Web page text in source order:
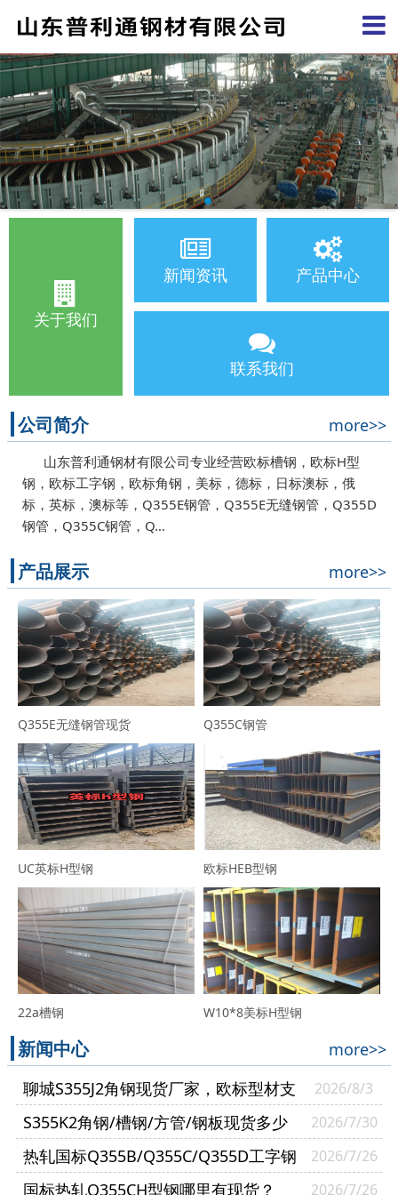
关于我们
新闻资讯 产品中心
联系我们
公司简介 more>>
山东普利通钢材有限公司专业经营欧标槽钢，欧标H型
钢，欧标工字钢，欧标角钢，美标，德标，日标澳标，俄
标，英标，澳标等，Q355E钢管，Q355E无缝钢管，Q355D
钢管，Q355C钢管，Q…
产品展示 more>>
Q355E无缝钢管现货 Q355C钢管
UC英标H型钢 欧标HEB型钢
22a槽钢 W10*8美标H型钢
新闻中心
more>>
聊城S355J2角钢现货厂家，欧标型材支
持零切送货到厂
2026/8/3
S355K2角钢/槽钢/方管/钢板现货多少
钱一吨？
2026/7/30
热轧国标Q355B/Q355C/Q355D工字钢
有什么区别？
2026/7/26
国标热轧Q355CH型钢哪里有现货？ 2026/7/26